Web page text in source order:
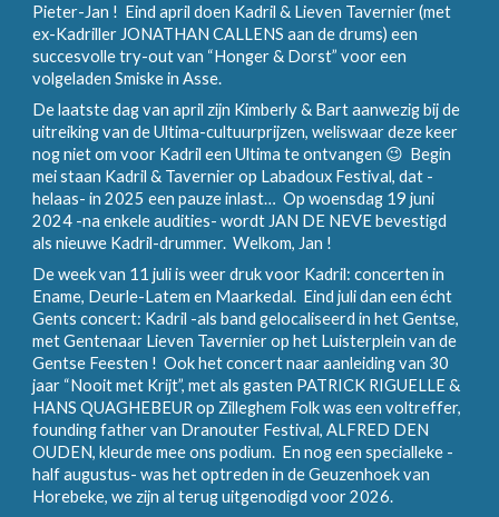
Pieter-Jan ! Eind april doen Kadril & Lieven Tavernier (met
ex-Kadriller JONATHAN CALLENS aan de drums) een
succesvolle try-out van “Honger & Dorst” voor een
volgeladen Smiske in Asse.
De laatste dag van april zijn Kimberly & Bart aanwezig bij de
uitreiking van de Ultima-cultuurprijzen, weliswaar deze keer
nog niet om voor Kadril een Ultima te ontvangen 😉 Begin
mei staan Kadril & Tavernier op Labadoux Festival, dat -
helaas- in 2025 een pauze inlast… Op woensdag 19 juni
2024 -na enkele audities- wordt JAN DE NEVE bevestigd
als nieuwe Kadril-drummer. Welkom, Jan !
De week van 11 juli is weer druk voor Kadril: concerten in
Ename, Deurle-Latem en Maarkedal. Eind juli dan een écht
Gents concert: Kadril -als band gelocaliseerd in het Gentse,
met Gentenaar Lieven Tavernier op het Luisterplein van de
Gentse Feesten ! Ook het concert naar aanleiding van 30
jaar “Nooit met Krijt”, met als gasten PATRICK RIGUELLE &
HANS QUAGHEBEUR op Zilleghem Folk was een voltreffer,
founding father van Dranouter Festival, ALFRED DEN
OUDEN, kleurde mee ons podium. En nog een specialleke -
half augustus- was het optreden in de Geuzenhoek van
Horebeke, we zijn al terug uitgenodigd voor 2026.